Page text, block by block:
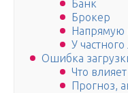
Банк
Брокер
Напрямую
У
Ошибка
Что
Прогноз,